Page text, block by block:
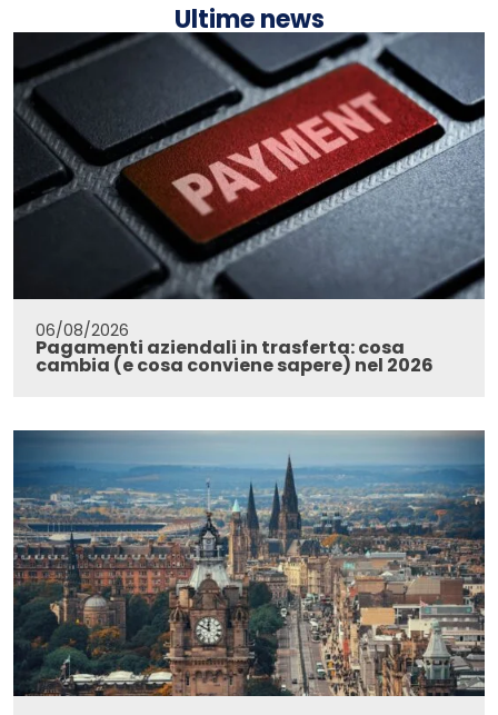
Ultime news
06/08/2026
Pagamenti aziendali in trasferta: cosa
cambia (e cosa conviene sapere) nel 2026